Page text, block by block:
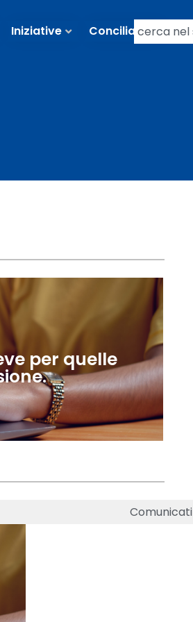
Iniziative Conciliazioni
per quelle
Comunicati